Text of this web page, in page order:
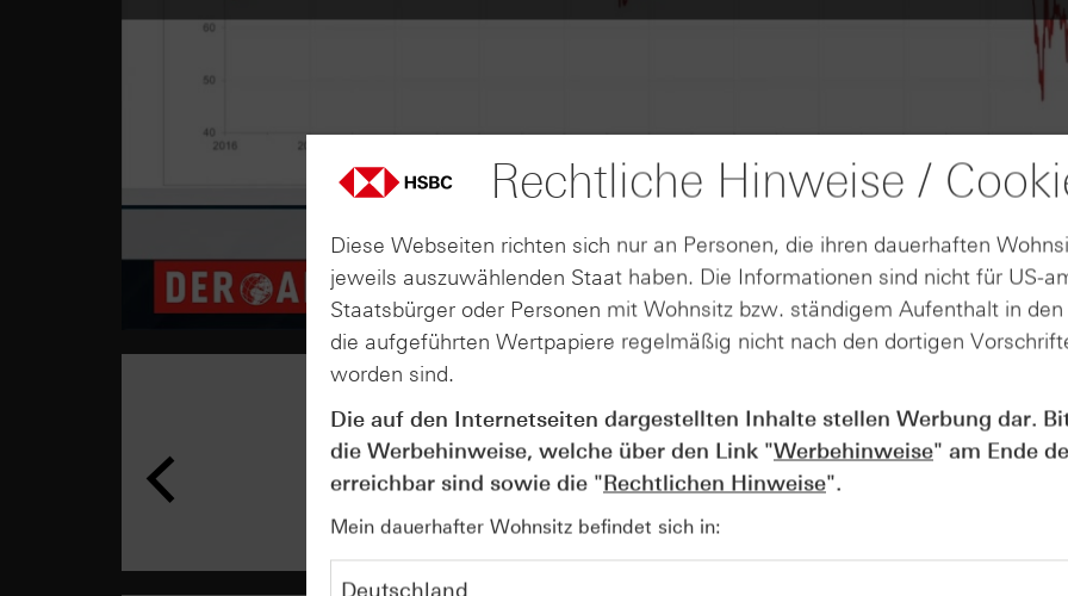
AUGUST
04
Der Blick ins Kleingedruckte:
Kündigungen bei Derivaten -
vom 04.08.2026
Rechtliche Hinweise /
Diese Webseiten richten sich nur an Personen, die ihren dauerhaften
jeweils auszuwählenden Staat haben. Die Informationen sind nicht für US-
Staatsbürger oder Personen mit Wohnsitz bzw. ständigem Aufenthalt in
die aufgeführten Wertpapiere regelmäßig nicht nach den dortigen
worden sind.
Die auf den Internetseiten dargestellten Inhalte stellen Werbung dar.
die Werbehinweise, welche über den Link "Werbehinweise" am Ende
erreichbar sind sowie die "Rechtlichen Hinweise".
Mein dauerhafter Wohnsitz befindet sich in: